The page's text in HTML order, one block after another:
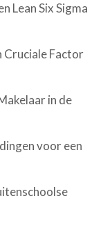
Lean Six Sigma
Cruciale Factor
in de
voor een